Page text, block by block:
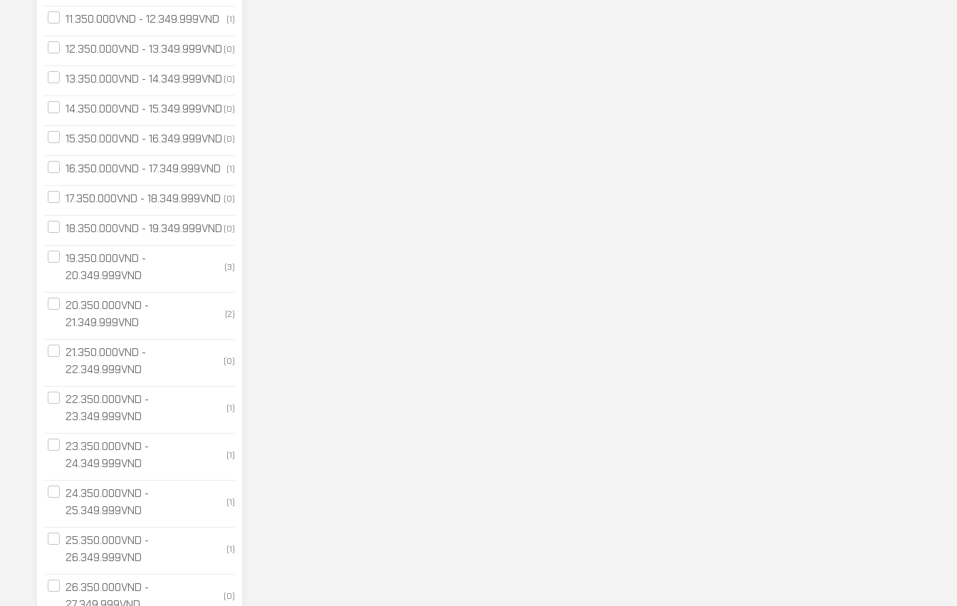
11.350.000VND - 12.349.999VND (1)
12.350.000VND - 13.349.999VND (0)
13.350.000VND - 14.349.999VND (0)
14.350.000VND - 15.349.999VND (0)
15.350.000VND - 16.349.999VND (0)
16.350.000VND - 17.349.999VND (1)
17.350.000VND - 18.349.999VND (0)
18.350.000VND - 19.349.999VND (0)
19.350.000VND -
20.349.999VND
(3)
20.350.000VND -
21.349.999VND
(2)
21.350.000VND -
22.349.999VND
(0)
22.350.000VND -
23.349.999VND
(1)
23.350.000VND -
24.349.999VND
(1)
24.350.000VND -
25.349.999VND
(1)
25.350.000VND -
26.349.999VND
(1)
26.350.000VND -
(0)